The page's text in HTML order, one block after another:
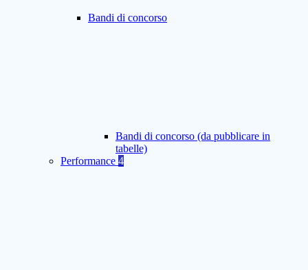
Bandi di concorso
Bandi di concorso (da pubblicare in
tabelle)
Performance 4